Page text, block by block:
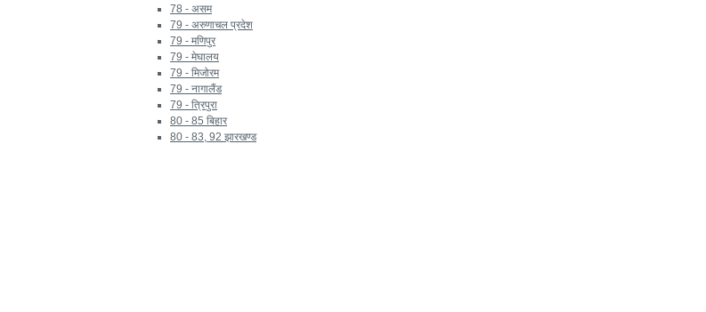
78 - असम
79 - अरुणाचल प्रदेश
79 - मणिपुर
79 - मेघालय
79 - मिजोरम
79 - नागालैंड
79 - त्रिपुरा
80 - 85 बिहार
80 - 83, 92 झारखण्ड